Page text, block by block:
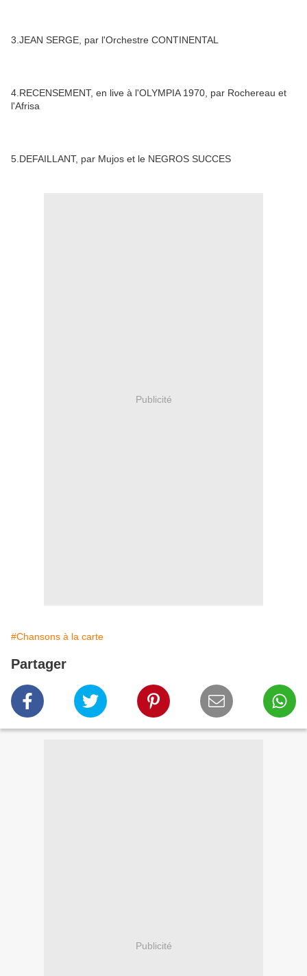
3.JEAN SERGE, par l'Orchestre CONTINENTAL
4.RECENSEMENT, en live à l'OLYMPIA 1970, par Rochereau et
l'Afrisa
5.DEFAILLANT, par Mujos et le NEGROS SUCCES
Publicité
#Chansons à la carte
Partager
Publicité